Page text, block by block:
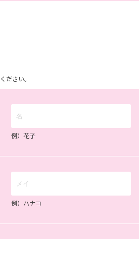
ださい。
例）花子
例）ハナコ